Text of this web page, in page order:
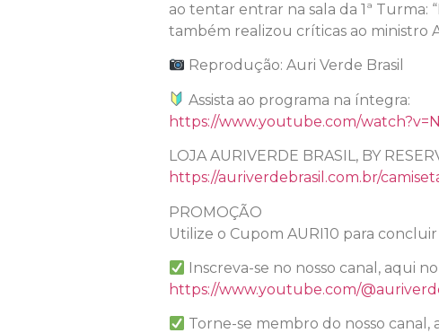
ao tentar entrar na sala da 1ª
também realizou críticas ao ministro
Reprodução: Auri Verde Brasil
Assista ao programa na íntegra:
https://www.youtube.com/
LOJA AURIVERDE BRASIL, BY
https://auriverdebrasil.com.br/
PROMOÇÃO
Utilize o Cupom AURI10 para
Inscreva-se no nosso canal, aqui
https://www.youtube.com/
Torne-se membro do nosso canal,